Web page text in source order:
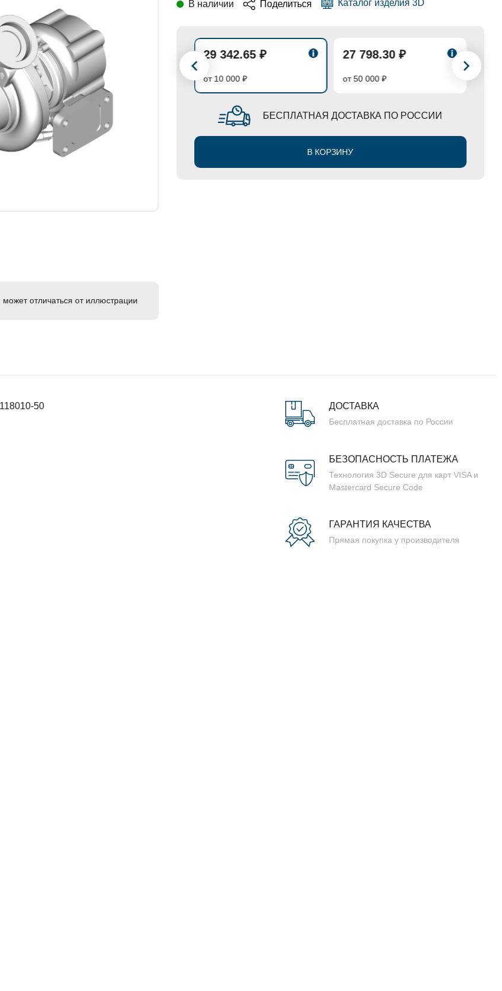
отличаться от иллюстрации
В наличии Поделиться Каталог изделия 3D
30 887 ₽
до 10 000 ₽
29 342.65 ₽
от 10 000 ₽
27 798.30 ₽
от 50 000 ₽
БЕСПЛАТНАЯ ДОСТАВКА ПО РОССИИ
В КОРЗИНУ
50 ДОСТАВКА
Бесплатная доставка по России
БЕЗОПАСНОСТЬ ПЛАТЕЖА
Технология 3D Secure для карт VISA и
Mastercard Secure Code
ГАРАНТИЯ КАЧЕСТВА
Прямая покупка у производителя